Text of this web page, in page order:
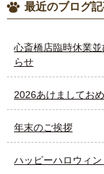
最近のブログ
心斎橋店臨時休業
らせ
2026あけましてお
年末のご挨拶
ハッピーハロウィ